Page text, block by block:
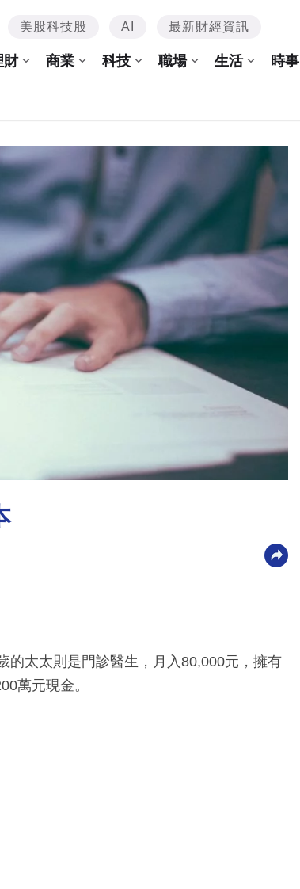
美股科技股 AI 最新財經資訊
財 商業 科技 職場 生活 時事
的太太則是門診醫生，月入80,000元，擁有
萬元現金。